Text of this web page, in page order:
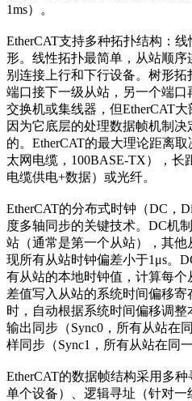
1ms）。
EtherCAT支持多种拓扑结构：
形。线性拓扑最简单，从站顺
别连接上行和下行设备。树形
端口接下一级从站，另一个端
交换机或集线器，但EtherCAT
因为它底层的处理数据帧机制
的。EtherCAT的最大理论距离
太网电缆，100BASE-TX），长
电缆供电+数据）或光纤。
EtherCAT的分布式时钟（DC，
度多轴同步的关键技术。DC机
站（通常是第一个从站），其
现所有从站时钟偏差小于1μs。
有从站的本地时钟值，计算每
差值写入从站的系统时间偏移
时，自动根据系统时间偏移调
输出同步（Sync0，所有从站在
样同步（Sync1，所有从站在同
EtherCAT的数据帧结构采用多
单个设备）、逻辑寻址（针对